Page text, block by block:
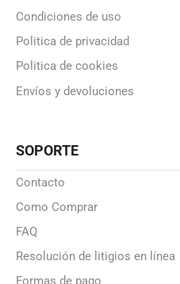
Condiciones de uso
Politica de privacidad
Politica de cookies
Envíos y devoluciones
SOPORTE
Contacto
Como Comprar
FAQ
Resolución de litigios en línea
Formas de pago